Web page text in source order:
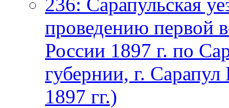
проведению первой
России 1897 г. по
губернии, г.
1897 гг.)